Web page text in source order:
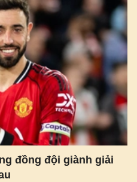
đồng đội giành giải